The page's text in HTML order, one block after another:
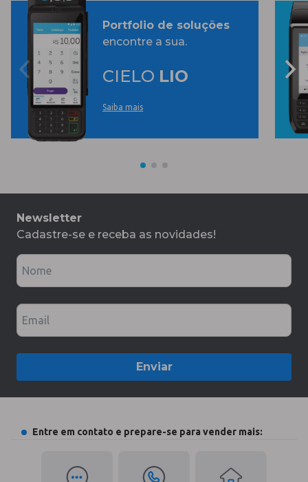
Portfolio de soluções
encontre a sua.
CIELO LIO
Saiba mais
Newsletter
Cadastre-se e receba as novidades!
Nome
Email
Enviar
Entre em contato e prepare-se para vender mais: